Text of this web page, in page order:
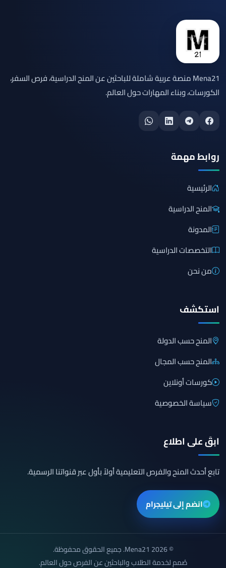
Mena21 منصة عربية شاملة للباحثين عن المنح الدراسية، فرص السفر،
الكورسات، وبناء المهارات حول العالم.
روابط مهمة
الرئيسية
المنح الدراسية
المدونة
التخصصات الدراسية
من نحن
استكشف
المنح حسب الدولة
المنح حسب المجال
كورسات أونلاين
سياسة الخصوصية
ابقَ على اطلاع
تابع أحدث المنح والفرص التعليمية أولاً بأول عبر قنواتنا الرسمية.
انضم إلى تيليجرام
© 2026 Mena21. جميع الحقوق محفوظة.
صُمم لخدمة الطلاب والباحثين عن الفرص حول العالم.